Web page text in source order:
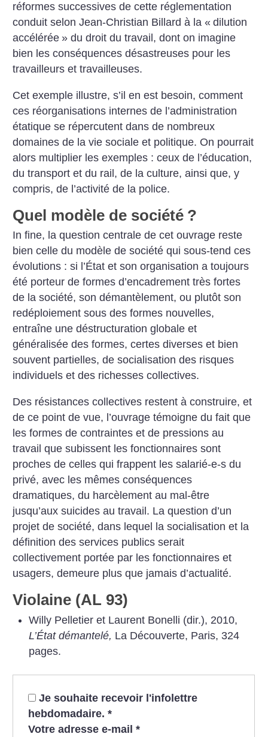
réformes successives de cette réglementation
conduit selon Jean-Christian Billard à la « dilution
accélérée » du droit du travail, dont on imagine
bien les conséquences désastreuses pour les
travailleurs et travailleuses.
Cet exemple illustre, s’il en est besoin, comment
ces réorganisations internes de l’administration
étatique se répercutent dans de nombreux
domaines de la vie sociale et politique. On pourrait
alors multiplier les exemples : ceux de l’éducation,
du transport et du rail, de la culture, ainsi que, y
compris, de l’activité de la police.
Quel modèle de société ?
In fine, la question centrale de cet ouvrage reste
bien celle du modèle de société qui sous-tend ces
évolutions : si l’État et son organisation a toujours
été porteur de formes d’encadrement très fortes
de la société, son démantèlement, ou plutôt son
redéploiement sous des formes nouvelles,
entraîne une déstructuration globale et
généralisée des formes, certes diverses et bien
souvent partielles, de socialisation des risques
individuels et des richesses collectives.
Des résistances collectives restent à construire, et
de ce point de vue, l’ouvrage témoigne du fait que
les formes de contraintes et de pressions au
travail que subissent les fonctionnaires sont
proches de celles qui frappent les salarié-e-s du
privé, avec les mêmes conséquences
dramatiques, du harcèlement au mal-être
jusqu’aux suicides au travail. La question d’un
projet de société, dans lequel la socialisation et la
définition des services publics serait
collectivement portée par les fonctionnaires et
usagers, demeure plus que jamais d’actualité.
Violaine (AL 93)
Willy Pelletier et Laurent Bonelli (dir.), 2010,
L’État démantelé, La Découverte, Paris, 324
pages.
Je souhaite recevoir l'infolettre
hebdomadaire. *
Votre adresse e-mail *